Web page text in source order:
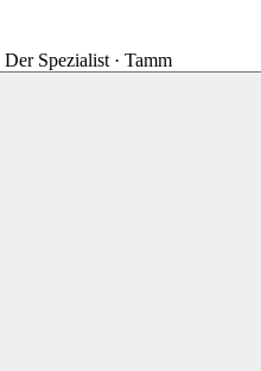
Spezialist · Tamm